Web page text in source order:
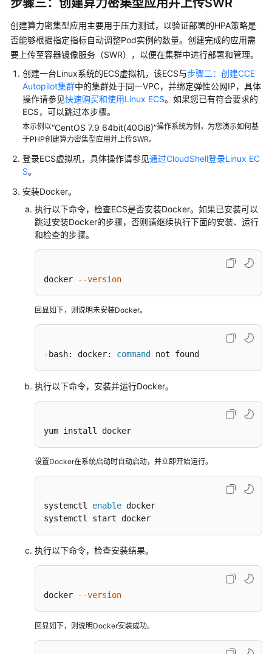
步骤三：创建算力密集型应用并上传SWR
创建算力密集型应用主要用于压力测试，以验证部署的HPA策略是
否能够根据指定指标自动调整Pod实例的数量。创建完成的应用需
要上传至容器镜像服务（SWR），以便在集群中进行部署和管理。
创建一台Linux系统的ECS虚拟机，该ECS与步骤二：创建CCE
Autopilot集群中的集群处于同一VPC，并绑定弹性公网IP，具体
操作请参见快速购买和使用Linux ECS。如果您已有符合要求的
ECS，可以跳过本步骤。
本示例以“CentOS 7.9 64bit(40GiB)”操作系统为例，为您演示如何基
于PHP创建算力密集型应用并上传SWR。
登录ECS虚拟机，具体操作请参见通过CloudShell登录Linux EC
S。
安装Docker。
执行以下命令，检查ECS是否安装Docker。如果已安装可以
跳过安装Docker的步骤，否则请继续执行下面的安装、运行
和检查的步骤。
docker --version
回显如下，则说明未安装Docker。
-bash: docker: command not found
执行以下命令，安装并运行Docker。
yum install docker
设置Docker在系统启动时自动启动，并立即开始运行。
systemctl enable docker
systemctl start docker
执行以下命令，检查安装结果。
docker --version
回显如下，则说明Docker安装成功。